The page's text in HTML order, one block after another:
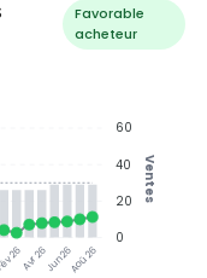
Favorable
acheteur
26Avr 26Jun 26Aoû 26
60
40
20
0
Ventes